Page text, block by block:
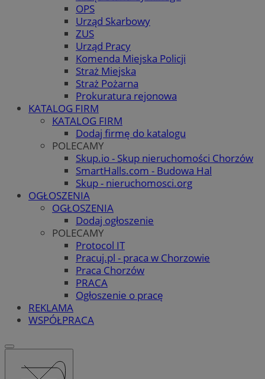
OPS
Urząd Skarbowy
ZUS
Urząd Pracy
Komenda Miejska Policji
Straż Miejska
Straż Pożarna
Prokuratura rejonowa
KATALOG FIRM
KATALOG FIRM
Dodaj firmę do katalogu
POLECAMY
Skup.io - Skup nieruchomości Chorzów
SmartHalls.com - Budowa Hal
Skup - nieruchomosci.org
OGŁOSZENIA
OGŁOSZENIA
Dodaj ogłoszenie
POLECAMY
Protocol IT
Pracuj.pl - praca w Chorzowie
Praca Chorzów
PRACA
Ogłoszenie o pracę
REKLAMA
WSPÓŁPRACA